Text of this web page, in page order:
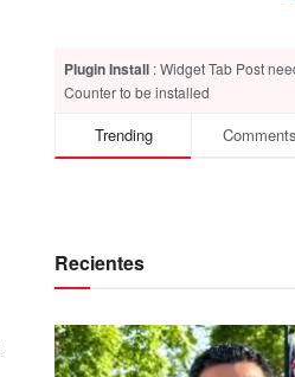
Plugin Install : Widget Tab Post
Counter to be installed
Trending Comments
Recientes